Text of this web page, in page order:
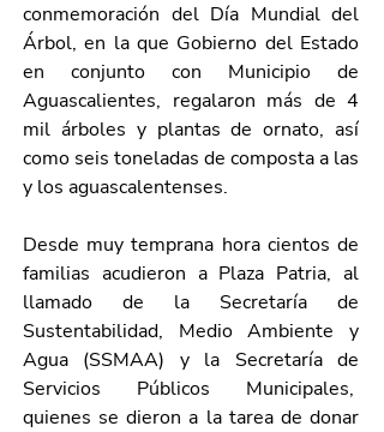
conmemoración del Día Mundial del
Árbol, en la que Gobierno del Estado
en conjunto con Municipio de
Aguascalientes, regalaron más de 4
mil árboles y plantas de ornato, así
como seis toneladas de composta a las
y los aguascalentenses.
Desde muy temprana hora cientos de
familias acudieron a Plaza Patria, al
llamado de la Secretaría de
Sustentabilidad, Medio Ambiente y
Agua (SSMAA) y la Secretaría de
Servicios Públicos Municipales,
quienes se dieron a la tarea de donar